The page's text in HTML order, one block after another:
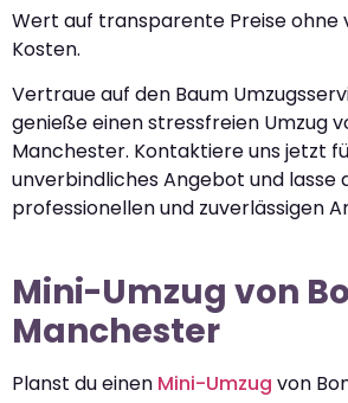
Wert auf transparente Preise
Kosten.
Vertraue auf den Baum
genieße einen stressfreien Umzug
Manchester. Kontaktiere uns jetzt
unverbindliches Angebot und lasse
professionellen und zuverlässigen
Mini-Umzug von
Manchester
Planst du einen Mini-Umzug von